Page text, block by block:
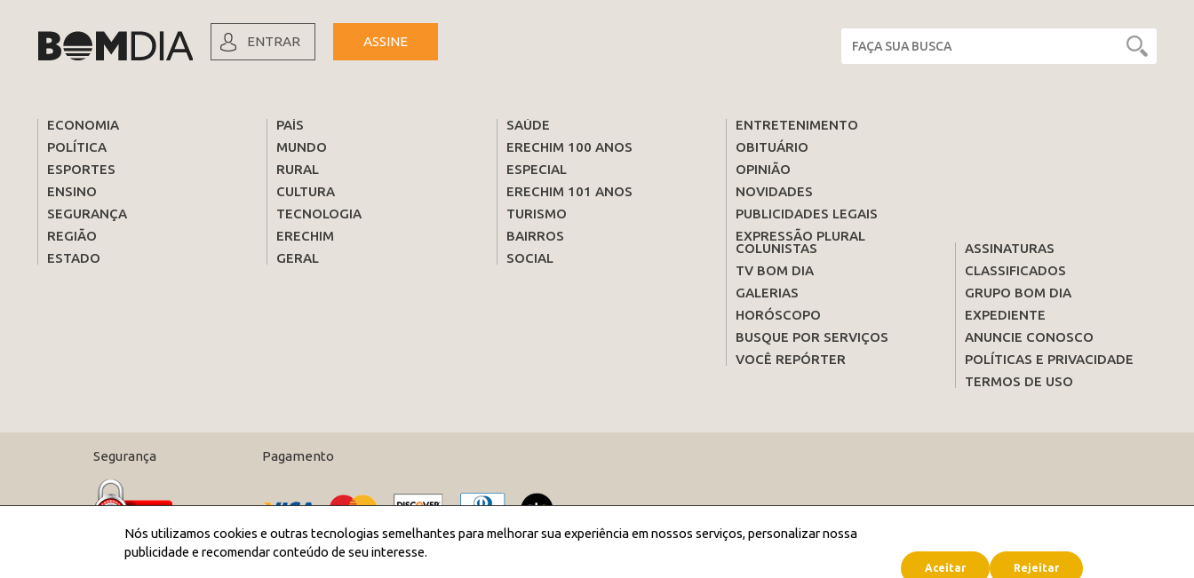
ENTRAR ASSINE
ECONOMIA
POLÍTICA
ESPORTES
ENSINO
SEGURANÇA
REGIÃO
ESTADO
PAÍS
MUNDO
RURAL
CULTURA
TECNOLOGIA
ERECHIM
GERAL
SAÚDE
ERECHIM 100 ANOS
ESPECIAL
ERECHIM 101 ANOS
TURISMO
BAIRROS
SOCIAL
ENTRETENIMENTO
OBITUÁRIO
OPINIÃO
NOVIDADES
PUBLICIDADES LEGAIS
EXPRESSÃO PLURAL
COLUNISTAS
TV BOM DIA
GALERIAS
HORÓSCOPO
BUSQUE POR SERVIÇOS
VOCÊ REPÓRTER
ASSINATURAS
CLASSIFICADOS
GRUPO BOM DIA
EXPEDIENTE
ANUNCIE CONOSCO
POLÍTICAS E PRIVACIDADE
TERMOS DE USO
Segurança Pagamento
Nós utilizamos cookies e outras tecnologias semelhantes para melhorar sua experiência em nossos serviços, personalizar nossa
publicidade e recomendar conteúdo de seu interesse.
Aceitar Rejeitar